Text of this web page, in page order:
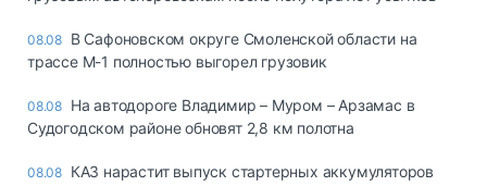
08.08 В Сафоновском округе Смоленской области на
трассе М-1 полностью выгорел грузовик
08.08 На автодороге Владимир – Муром – Арзамас в
Судогодском районе обновят 2,8 км полотна
08.08 КАЗ нарастит выпуск стартерных аккумуляторов